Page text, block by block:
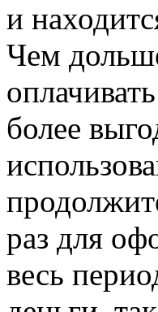
и
Чем
более
раз для
весь